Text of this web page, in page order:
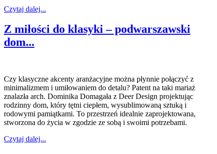
Czytaj dalej...
Z miłości do klasyki – podwarszawski
dom...
Czy klasyczne akcenty aranżacyjne można płynnie połączyć z
minimalizmem i umiłowaniem do detalu? Patent na taki mariaż
znalazła arch. Dominika Domagała z Deer Design projektując
rodzinny dom, który tętni ciepłem, wysublimowaną sztuką i
rodowymi pamiątkami. To przestrzeń idealnie zaprojektowana,
stworzona do życia w zgodzie ze sobą i swoimi potrzebami.
Czytaj dalej...